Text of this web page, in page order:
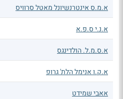
א.מ.ס אינטרנשיונל מאטל סרוויס
א.נ.י ס.פ.א
א.ס.מ.ל. הולדינגס
א.ק.ו אנימל הלת' גרופ
אאבי שמידט